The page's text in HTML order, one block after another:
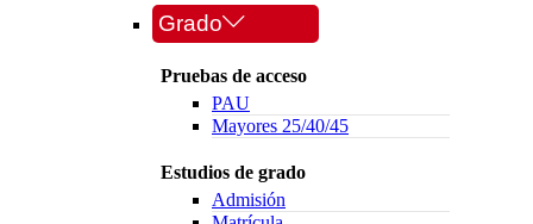
Grado
Pruebas de acceso
PAU
Mayores 25/40/45
Estudios de grado
Admisión